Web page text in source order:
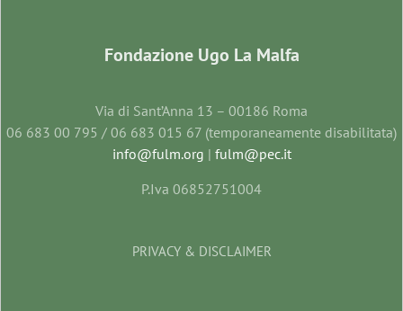
Fondazione Ugo La Malfa
Via di Sant’Anna 13 – 00186 Roma
06 683 00 795 / 06 683 015 67 (temporaneamente disabilitata)
info@fulm.org | fulm@pec.it
P.Iva 06852751004
PRIVACY & DISCLAIMER